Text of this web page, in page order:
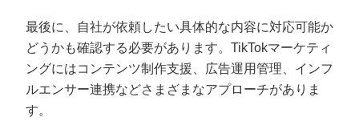
最後に、自社が依頼したい具体的な内容に対応可能か
どうかも確認する必要があります。TikTokマーケティ
ングにはコンテンツ制作支援、広告運用管理、インフ
ルエンサー連携などさまざまなアプローチがありま
す。